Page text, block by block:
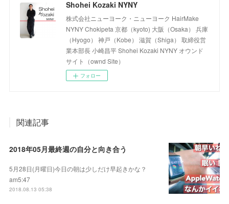
Shohei Kozaki NYNY
株式会社ニューヨーク・ニューヨーク HairMake
NYNY Chokipeta 京都（kyoto) 大阪（Osaka） 兵庫
（Hyogo） 神戸（Kobe） 滋賀（Shiga） 取締役営
業本部長 小崎昌平 Shohei Kozaki NYNY オウンド
サイト（ownd Site）
フォロー
関連記事
2018年05月最終週の自分と向き合う
5月28日(月曜日)今日の朝は少しだけ早起きかな？
am5:47
2018.08.13 05:38